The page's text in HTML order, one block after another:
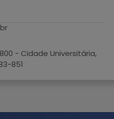
- Cidade Universitária,
851